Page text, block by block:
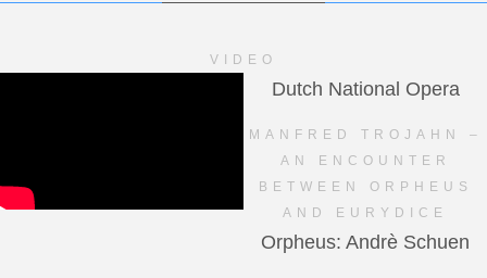
VIDEO
Dutch National Opera
MANFRED TROJAHN –
AN ENCOUNTER
BETWEEN ORPHEUS
AND EURYDICE
Orpheus: Andrè Schuen